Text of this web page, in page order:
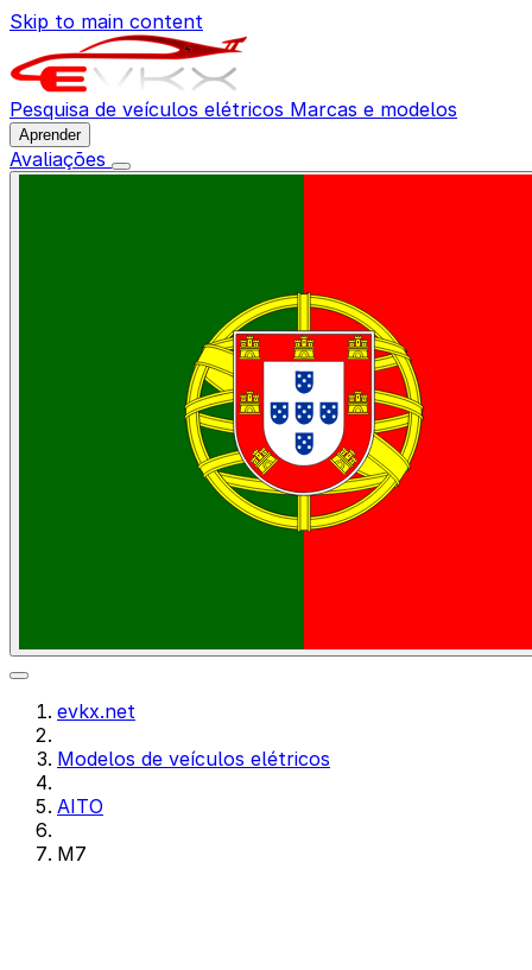
Skip to main content
Pesquisa de veículos elétricos Marcas e modelos
Aprender
Avaliações
evkx.net
Modelos de veículos elétricos
AITO
M7